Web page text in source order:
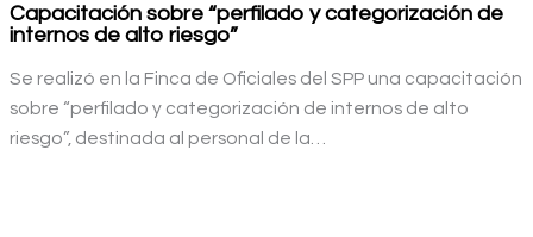
Capacitación sobre “perfilado y categorización de
internos de alto riesgo”
Se realizó en la Finca de Oficiales del SPP una capacitación
sobre “perfilado y categorización de internos de alto
riesgo”, destinada al personal de la…